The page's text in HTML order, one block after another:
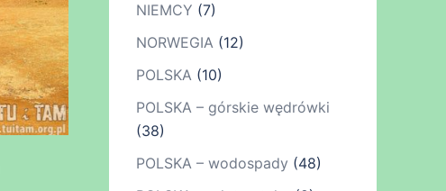
NIEMCY (7)
NORWEGIA(12)
POLSKA(10)
POLSKA – górskie wędrówki
(38)
POLSKA – wodospady (48)